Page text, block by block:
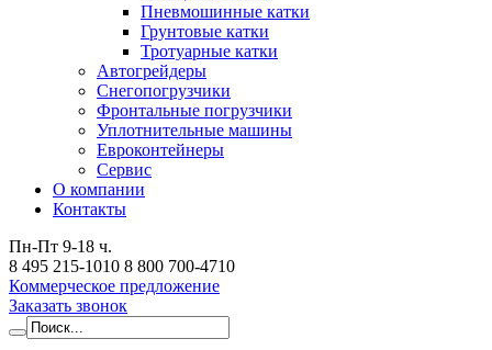
Пневмошинные катки
Грунтовые катки
Тротуарные катки
Автогрейдеры
Снегопогрузчики
Фронтальные погрузчики
Уплотнительные машины
Евроконтейнеры
Сервис
О компании
Контакты
Пн-Пт 9-18 ч.
8 495 215-1010 8 800 700-4710
Коммерческое предложение
Заказать звонок